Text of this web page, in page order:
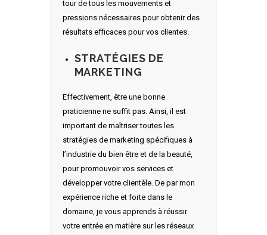
tour de tous les mouvements et
pressions nécessaires pour obtenir des
résultats efficaces pour vos clientes.
STRATÉGIES DE
MARKETING
Effectivement, être une bonne
praticienne ne suffit pas. Ainsi, il est
important de maîtriser toutes les
stratégies de marketing spécifiques à
l’industrie du bien être et de la beauté,
pour promouvoir vos services et
développer votre clientèle. De par mon
expérience riche et forte dans le
domaine, je vous apprends à réussir
votre entrée en matière sur les réseaux